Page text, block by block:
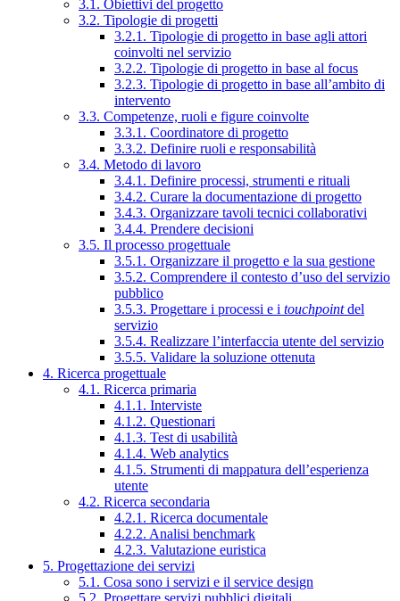
3.1. Obiettivi del progetto
3.2. Tipologie di progetti
3.2.1. Tipologie di progetto in base agli attori
coinvolti nel servizio
3.2.2. Tipologie di progetto in base al focus
3.2.3. Tipologie di progetto in base all’ambito di
intervento
3.3. Competenze, ruoli e figure coinvolte
3.3.1. Coordinatore di progetto
3.3.2. Definire ruoli e responsabilità
3.4. Metodo di lavoro
3.4.1. Definire processi, strumenti e rituali
3.4.2. Curare la documentazione di progetto
3.4.3. Organizzare tavoli tecnici collaborativi
3.4.4. Prendere decisioni
3.5. Il processo progettuale
3.5.1. Organizzare il progetto e la sua gestione
3.5.2. Comprendere il contesto d’uso del servizio
pubblico
3.5.3. Progettare i processi e i touchpointdel
servizio
3.5.4. Realizzare l’interfaccia utente del servizio
3.5.5. Validare la soluzione ottenuta
4. Ricerca progettuale
4.1. Ricerca primaria
4.1.1. Interviste
4.1.2. Questionari
4.1.3. Test di usabilità
4.1.4. Web analytics
4.1.5. Strumenti di mappatura dell’esperienza
utente
4.2. Ricerca secondaria
4.2.1. Ricerca documentale
4.2.2. Analisi benchmark
4.2.3. Valutazione euristica
5. Progettazione dei servizi
5.1. Cosa sono i servizi e il service design
5.2. Progettare servizi pubblici digitali